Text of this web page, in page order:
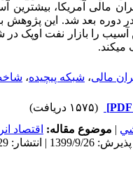
مالی آمریکا، بیش­ترین
در دوره بعد شد. این پژوهش
آسیب را بازار نفت اوپک
می­کند.
مالی، شبکه پیچیده،
(۱۵۷۵ دریافت)
| موضوع مقاله: اقتصاد